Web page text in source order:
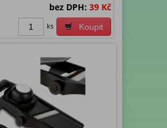
bez DPH: 39 Kč
Koupit
ks